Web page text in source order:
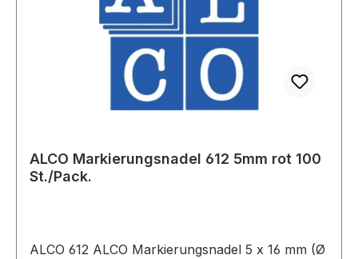
ALCO Markierungsnadel 612 5mm rot 100
St./Pack.
ALCO 612 ALCO Markierungsnadel 5 x 16 mm (Ø